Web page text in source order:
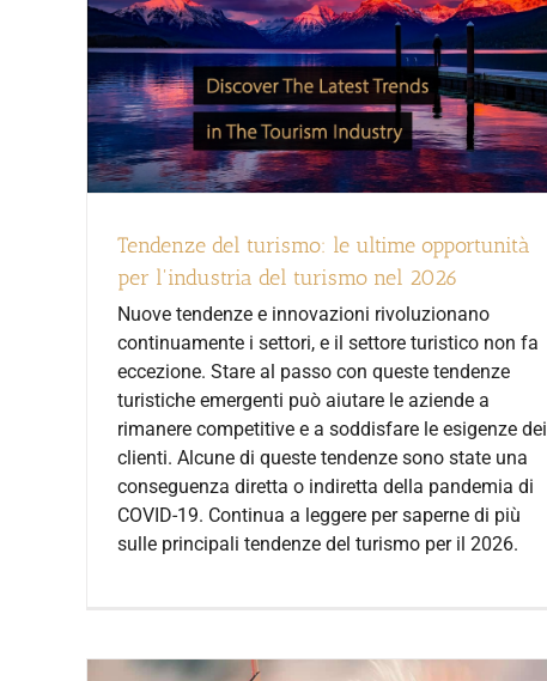
Tendenze del turismo: le ultime opportunità
per l'industria del turismo nel 2026
Nuove tendenze e innovazioni rivoluzionano
continuamente i settori, e il settore turistico non fa
eccezione. Stare al passo con queste tendenze
turistiche emergenti può aiutare le aziende a
rimanere competitive e a soddisfare le esigenze dei
clienti. Alcune di queste tendenze sono state una
conseguenza diretta o indiretta della pandemia di
COVID-19. Continua a leggere per saperne di più
sulle principali tendenze del turismo per il 2026.